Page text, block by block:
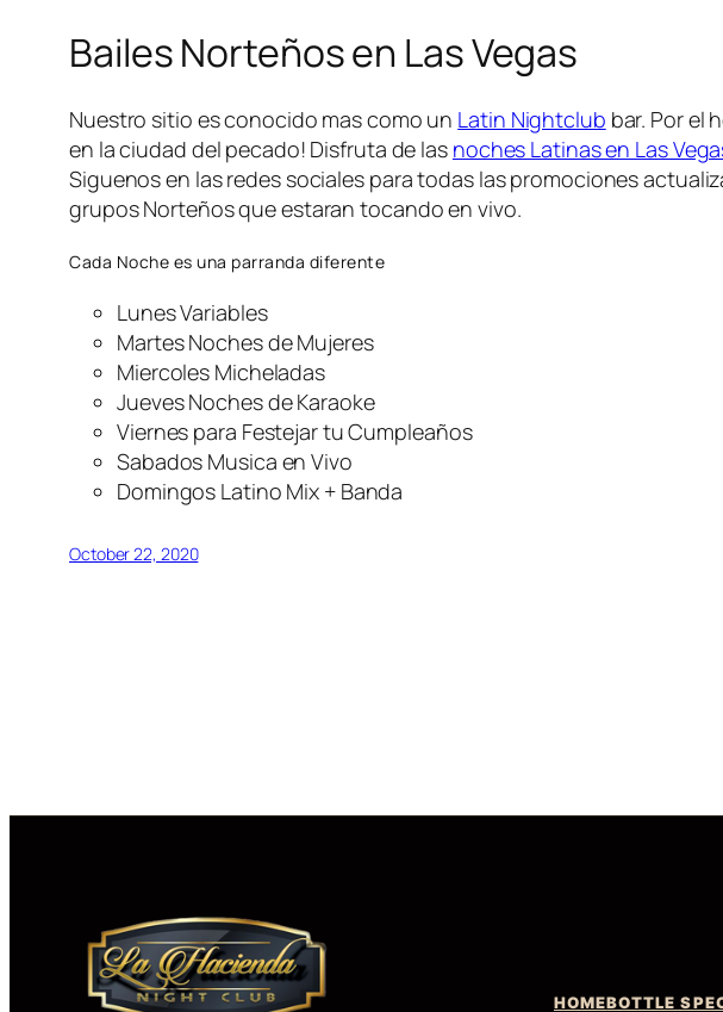
Bailes Norteños en Las Vegas
Nuestro sitio es conocido mas como un Latin Nightclub bar. Por el
en la ciudad del pecado! Disfruta de las noches Latinas en Las
Siguenos en las redes sociales para todas las promociones
grupos Norteños que estaran tocando en vivo.
Cada Noche es una parranda diferente
Lunes Variables
Martes Noches de Mujeres
Miercoles Micheladas
Jueves Noches de Karaoke
Viernes para Festejar tu Cumpleaños
Sabados Musica en Vivo
Domingos Latino Mix + Banda
October 22, 2020
HOMEBOTTLE